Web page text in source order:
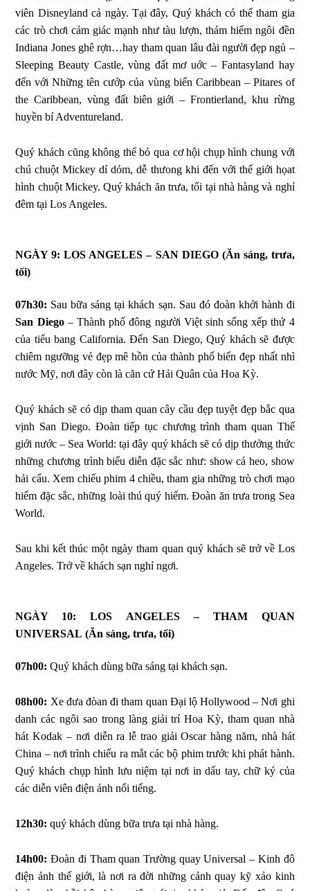
viên Disneyland cả ngày. Tại đây, Quý khách có thể tham gia
các trò chơi cảm giác mạnh như tàu lượn, thám hiểm ngôi đền
Indiana Jones ghê rợn…hay tham quan lâu đài người đẹp ngủ –
Sleeping Beauty Castle, vùng đất mơ uớc – Fantasyland hay
đến với Những tên cướp của vùng biển Caribbean – Pitares of
the Caribbean, vùng đất biên giới – Frontierland, khu rừng
huyền bí Adventureland.
Quý khách cũng không thể bỏ qua cơ hội chụp hình chung với
chú chuột Mickey dí dỏm, dễ thưong khi đến với thế giới họat
hình chuột Mickey. Quý khách ăn trưa, tối tại nhà hàng và nghỉ
đêm tại Los Angeles.
NGÀY 9: LOS ANGELES – SAN DIEGO (Ăn sáng, trưa,
tối)
07h30: Sau bữa sáng tại khách sạn. Sau đó đoàn khởi hành đi
San Diego– Thành phố đông người Việt sinh sống xếp thứ 4
của tiểu bang California. Đến San Diego, Quý khách sẽ được
chiêm ngưỡng vẻ đẹp mê hồn của thành phố biển đẹp nhất nhì
nước Mỹ, nơi đây còn là căn cứ Hải Quân của Hoa Kỳ.
Quý khách sẽ có dịp tham quan cây cầu đẹp tuyệt đẹp bắc qua
vịnh San Diego. Đoàn tiếp tục chương trình tham quan Thế
giới nước – Sea World: tại đây quý khách sẽ có dịp thưởng thức
những chương trình biểu diễn đặc sắc như: show cá heo, show
hải cẩu. Xem chiếu phim 4 chiều, tham gia những trò chơi mạo
hiểm đặc sắc, những loài thú quý hiếm. Đoàn ăn trưa trong Sea
World.
Sau khi kết thúc một ngày tham quan quý khách sẽ trở về Los
Angeles. Trở về khách sạn nghỉ ngơi.
NGÀY 10: LOS ANGELES – THAM QUAN
UNIVERSAL(Ăn sáng, trưa, tối)
07h00: Quý khách dùng bữa sáng tại khách sạn.
08h00: Xe đưa đòan đi tham quan Đại lộ Hollywood – Nơi ghi
danh các ngôi sao trong làng giải trí Hoa Kỳ, tham quan nhà
hát Kodak – nơi diễn ra lễ trao giải Oscar hàng năm, nhà hát
China – nơi trình chiếu ra mắt các bộ phim trước khi phát hành.
Quý khách chụp hình lưu niệm tại nơi in dấu tay, chữ ký của
các diễn viên điện ảnh nổi tiếng.
12h30:quý khách dùng bữa trưa tại nhà hàng.
14h00: Đoàn đi Tham quan Trường quay Universal – Kinh đô
điện ảnh thế giới, là nơi ra đời những cảnh quay kỹ xảo kinh